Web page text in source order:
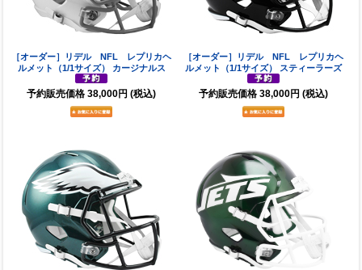
［オーダー］リデル NFL レプリカヘ
ルメット（1/1サイズ） カージナルス
予約販売価格 38,000円 (税込)
［オーダー］リデル NFL レプリカヘ
ルメット（1/1サイズ） スティーラーズ
予約販売価格 38,000円 (税込)